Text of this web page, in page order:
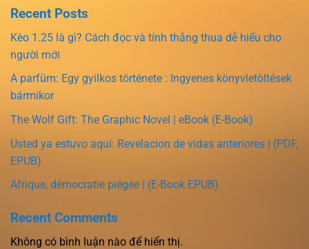
Recent Posts
Kèo 1.25 là gì? Cách đọc và tính thắng thua dễ hiểu cho
người mới
A parfüm: Egy gyilkos története : Ingyenes könyvletöltések
bármikor
The Wolf Gift: The Graphic Novel | eBook (E-Book)
Usted ya estuvo aquí: Revelacion de vidas anteriores | (PDF,
EPUB)
Afrique, démocratie piégée | (E-Book EPUB)
Recent Comments
Không có bình luận nào để hiển thị.